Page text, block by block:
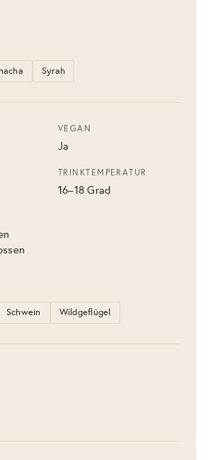
Syrah
VEGAN
Ja
TRINKTEMPERATUR
16–18 Grad
Schwein Wildgeflügel